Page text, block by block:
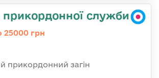
прикордонної служби
25000 грн
прикордонний загін